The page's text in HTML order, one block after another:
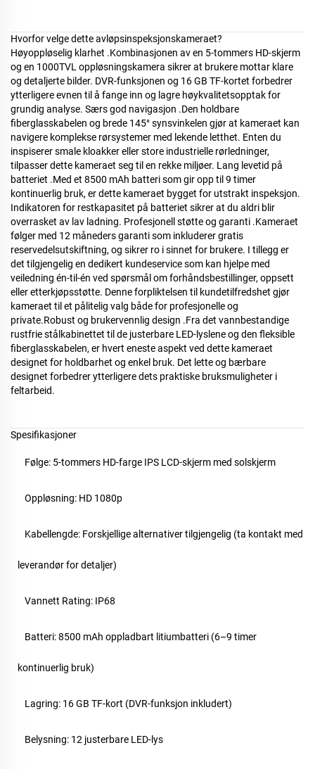
Hvorfor velge dette avløpsinspeksjonskameraet?
Høyoppløselig klarhet .Kombinasjonen av en 5-tommers HD-skjerm
og en 1000TVL oppløsningskamera sikrer at brukere mottar klare
og detaljerte bilder. DVR-funksjonen og 16 GB TF-kortet forbedrer
ytterligere evnen til å fange inn og lagre høykvalitetsopptak for
grundig analyse. Særs god navigasjon .Den holdbare
fiberglasskabelen og brede 145° synsvinkelen gjør at kameraet kan
navigere komplekse rørsystemer med lekende letthet. Enten du
inspiserer smale kloakker eller store industrielle rørledninger,
tilpasser dette kameraet seg til en rekke miljøer. Lang levetid på
batteriet .Med et 8500 mAh batteri som gir opp til 9 timer
kontinuerlig bruk, er dette kameraet bygget for utstrakt inspeksjon.
Indikatoren for restkapasitet på batteriet sikrer at du aldri blir
overrasket av lav ladning. Profesjonell støtte og garanti .Kameraet
følger med 12 måneders garanti som inkluderer gratis
reservedelsutskiftning, og sikrer ro i sinnet for brukere. I tillegg er
det tilgjengelig en dedikert kundeservice som kan hjelpe med
veiledning én-til-én ved spørsmål om forhåndsbestillinger, oppsett
eller etterkjøpsstøtte. Denne forpliktelsen til kundetilfredshet gjør
kameraet til et pålitelig valg både for profesjonelle og
private.Robust og brukervennlig design .Fra det vannbestandige
rustfrie stålkabinettet til de justerbare LED-lyslene og den fleksible
fiberglasskabelen, er hvert eneste aspekt ved dette kameraet
designet for holdbarhet og enkel bruk. Det lette og bærbare
designet forbedrer ytterligere dets praktiske bruksmuligheter i
feltarbeid.
Spesifikasjoner
Følge: 5-tommers HD-farge IPS LCD-skjerm med solskjerm
Oppløsning: HD 1080p
Kabellengde: Forskjellige alternativer tilgjengelig (ta kontakt med
leverandør for detaljer)
Vannett Rating: IP68
Batteri: 8500 mAh oppladbart litiumbatteri (6–9 timer
kontinuerlig bruk)
Lagring: 16 GB TF-kort (DVR-funksjon inkludert)
Belysning: 12 justerbare LED-lys